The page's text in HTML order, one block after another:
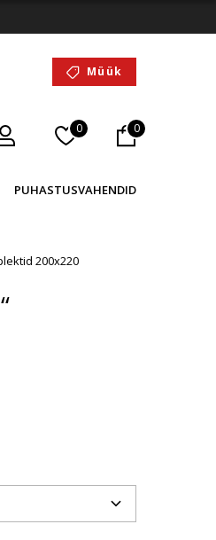
Müük
0 0
PUHASTUSVAHENDID
200x220